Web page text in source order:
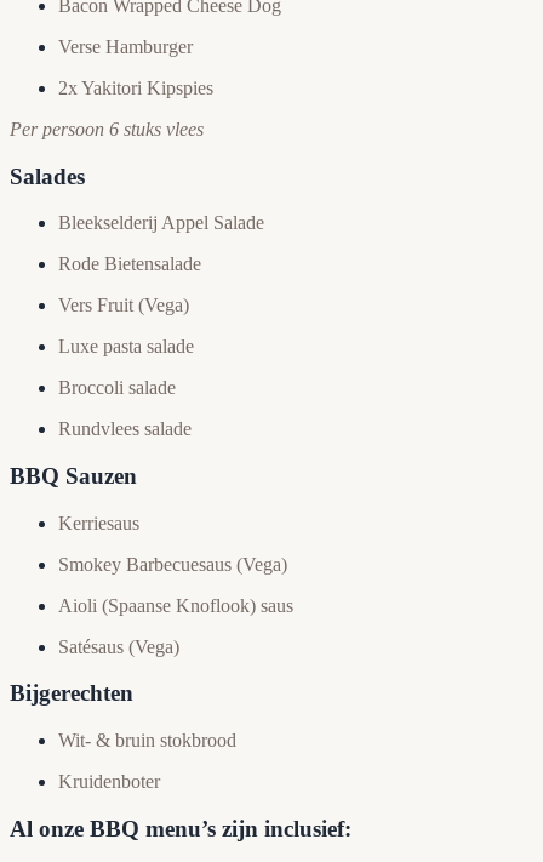
Bacon Wrapped Cheese Dog
Verse Hamburger
2x Yakitori Kipspies
Per persoon 6 stuks vlees
Salades
Bleekselderij Appel Salade
Rode Bietensalade
Vers Fruit (Vega)
Luxe pasta salade
Broccoli salade
Rundvlees salade
BBQ Sauzen
Kerriesaus
Smokey Barbecuesaus (Vega)
Aioli (Spaanse Knoflook) saus
Satésaus (Vega)
Bijgerechten
Wit- & bruin stokbrood
Kruidenboter
Al onze BBQ menu’s zijn inclusief: